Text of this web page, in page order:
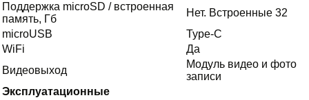
Поддержка microSD / встроенная
память, Гб
Нет. Встроенные 32
microUSB
Type-C
WiFi
Да
Видеовыход
Модуль видео и фото
записи
Эксплуатационные